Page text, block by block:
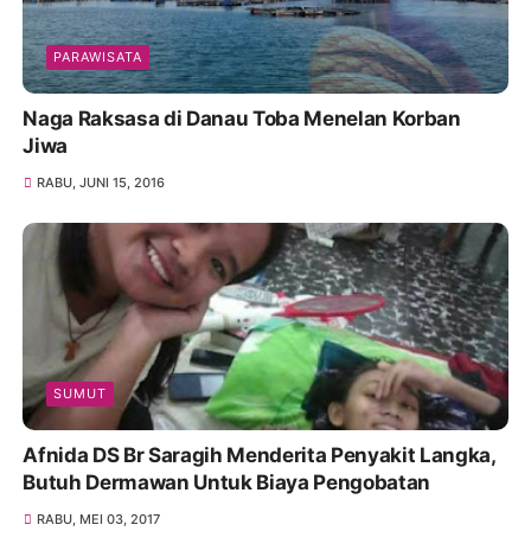
PARAWISATA
Naga Raksasa di Danau Toba Menelan Korban
Jiwa
RABU, JUNI 15, 2016
SUMUT
Afnida DS Br Saragih Menderita Penyakit Langka,
Butuh Dermawan Untuk Biaya Pengobatan
RABU, MEI 03, 2017